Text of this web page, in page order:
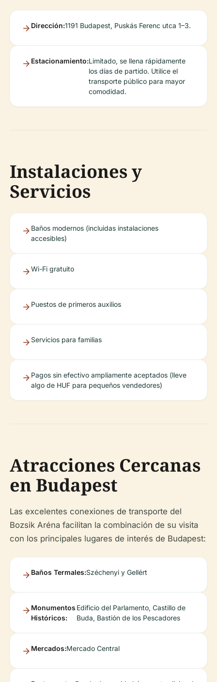
Dirección:1191 Budapest, Puskás Ferenc utca 1–3.
Estacionamiento:Limitado, se llena rápidamente
los días de partido. Utilice el
transporte público para mayor
comodidad.
Instalaciones y
Servicios
Baños modernos (incluidas instalaciones
accesibles)
Wi-Fi gratuito
Puestos de primeros auxilios
Servicios para familias
Pagos sin efectivo ampliamente aceptados (lleve
algo de HUF para pequeños vendedores)
Atracciones Cercanas
en Budapest
Las excelentes conexiones de transporte del
Bozsik Aréna facilitan la combinación de su visita
con los principales lugares de interés de Budapest:
Baños Termales:Széchenyi y Gellért
Monumentos
Históricos:
Edificio del Parlamento, Castillo de
Buda, Bastión de los Pescadores
Mercados:Mercado Central